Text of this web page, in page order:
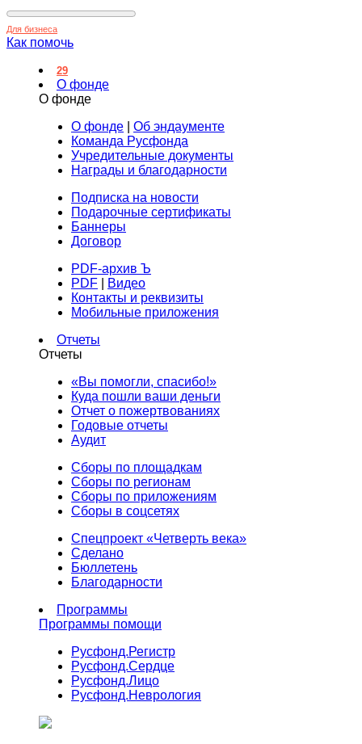
Для бизнеса
Как помочь
29
О фонде
О фонде
О фонде
Об эндаументе
Команда Русфонда
Учредительные документы
Награды и благодарности
Подписка на новости
Подарочные сертификаты
Баннеры
Договор
PDF-архив Ъ
PDF
Видео
Контакты и реквизиты
Мобильные приложения
Отчеты
Отчеты
«Вы помогли, спасибо!»
Куда пошли ваши деньги
Отчет о пожертвованиях
Годовые отчеты
Аудит
Сборы по площадкам
Сборы по регионам
Сборы по приложениям
Сборы в соцсетях
Спецпроект «Четверть века»
Сделано
Бюллетень
Благодарности
Программы
Программы помощи
Русфонд.Регистр
Русфонд.Сердце
Русфонд.Лицо
Русфонд.Неврология